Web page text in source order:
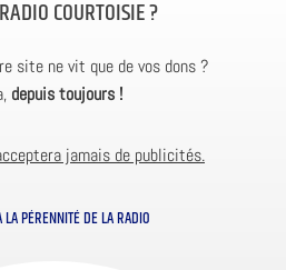
COURTOISIE ?
site ne vit que de vos dons ?
depuis toujours !
jamais de publicités.
PÉRENNITÉ DE LA RADIO